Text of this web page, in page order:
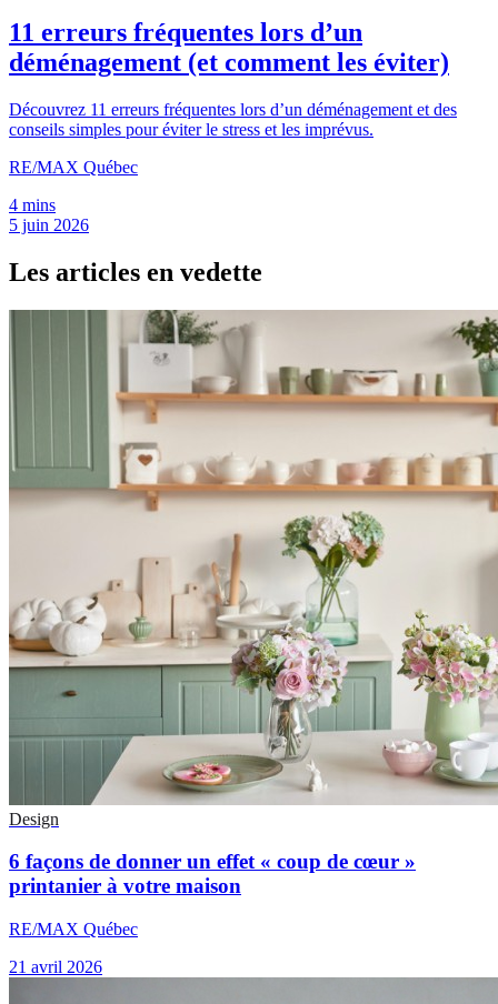
11 erreurs fréquentes lors d’un
déménagement (et comment les éviter)
Découvrez 11 erreurs fréquentes lors d’un déménagement et des
conseils simples pour éviter le stress et les imprévus.
RE/MAX Québec
4 mins
5 juin 2026
Les articles en vedette
Design
6 façons de donner un effet « coup de cœur »
printanier à votre maison
RE/MAX Québec
21 avril 2026